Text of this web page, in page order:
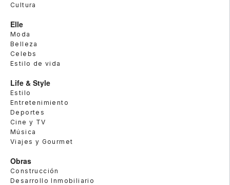
Cultura
Elle
Moda
Belleza
Celebs
Estilo de vida
Life & Style
Estilo
Entretenimiento
Deportes
Cine y TV
Música
Viajes y Gourmet
Obras
Construcción
Desarrollo Inmobiliario